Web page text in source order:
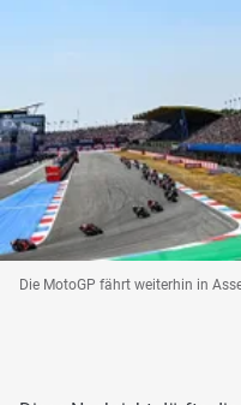
Die MotoGP fährt weiterhin in